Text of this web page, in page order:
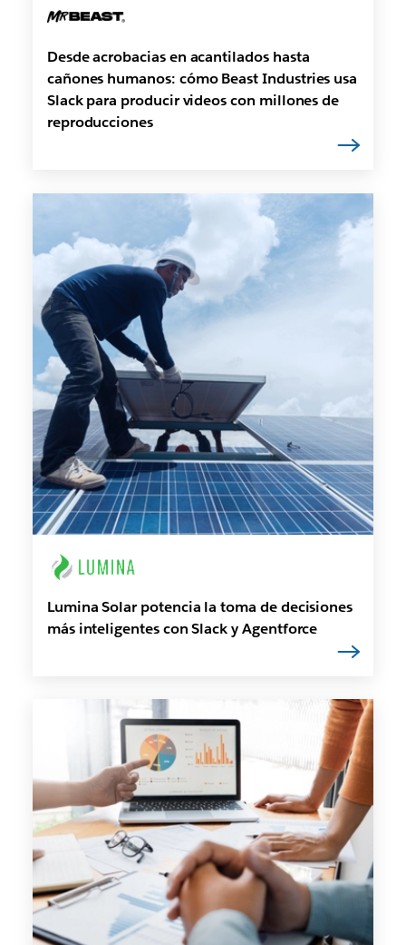
Desde acrobacias en acantilados hasta
cañones humanos: cómo Beast Industries usa
Slack para producir videos con millones de
reproducciones
Lumina Solar potencia la toma de decisiones
más inteligentes con Slack y Agentforce